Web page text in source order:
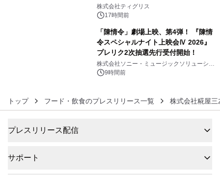
生 バカルディ ジャパンと連携した
没入型バー「BAR Arca」
株式会社ティグリス
17時間前
「陳情令」劇場上映、第4弾！ 『陳情
令スペシャルナイト上映会Ⅳ 2026』
プレリク2次抽選先行受付開始！
株式会社ソニー・ミュージックソリューショ
ンズ9時間前
トップ フード・飲食のプレスリリース一覧 株式会社糀屋三
プレスリリース配信
サポート